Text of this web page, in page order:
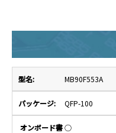
MB90F553A
QFP-100
○